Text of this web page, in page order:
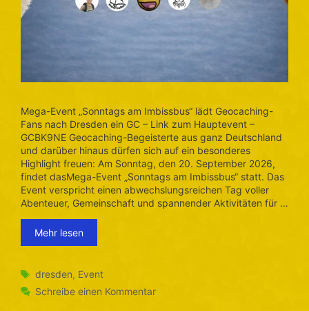
Mega-Event „Sonntags am Imbissbus“ lädt Geocaching-
Fans nach Dresden ein GC – Link zum Hauptevent –
GCBK9NE Geocaching-Begeisterte aus ganz Deutschland
und darüber hinaus dürfen sich auf ein besonderes
Highlight freuen: Am Sonntag, den 20. September 2026,
findet dasMega-Event „Sonntags am Imbissbus“ statt. Das
Event verspricht einen abwechslungsreichen Tag voller
Abenteuer, Gemeinschaft und spannender Aktivitäten für …
Mehr lesen
Schlagwörter
dresden, Event
Schreibe einen Kommentar